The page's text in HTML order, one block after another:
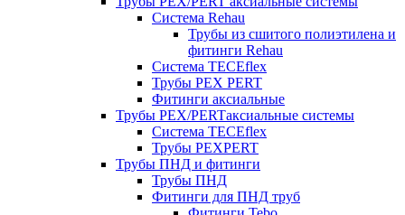
Система Rehau
Трубы из сшитого полиэтилена и
фитинги Rehau
Система TECEflex
Трубы PEX PERT
Фитинги аксиальные
Трубы PEX/PERTаксиальные системы
Система TECEflex
Трубы PEXPERT
Трубы ПНД и фитинги
Трубы ПНД
Фитинги для ПНД труб